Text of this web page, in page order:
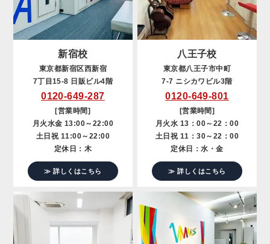
新宿校
東京都新宿区西新宿
7丁目15-8 日販ビル4階
0120-649-287
[営業時間]
月火水金 13:00～22:00
土日祝 11:00～22:00
定休日：木
≫ 詳しくはこちら
八王子校
東京都八王子市中町
7-7 ニシカワビル3階
0120-649-801
[営業時間]
月火水 13：00～22：00
土日祝 11：30～22：00
定休日：水・金
≫ 詳しくはこちら